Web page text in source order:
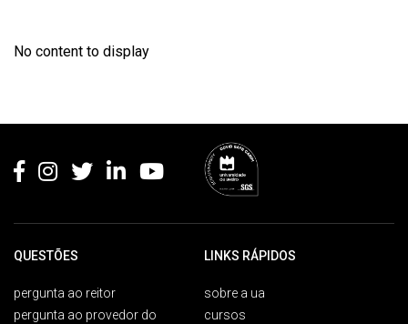
No content to display
QUESTÕES
pergunta ao reitor
pergunta ao provedor do
LINKS RÁPIDOS
sobre a ua
cursos